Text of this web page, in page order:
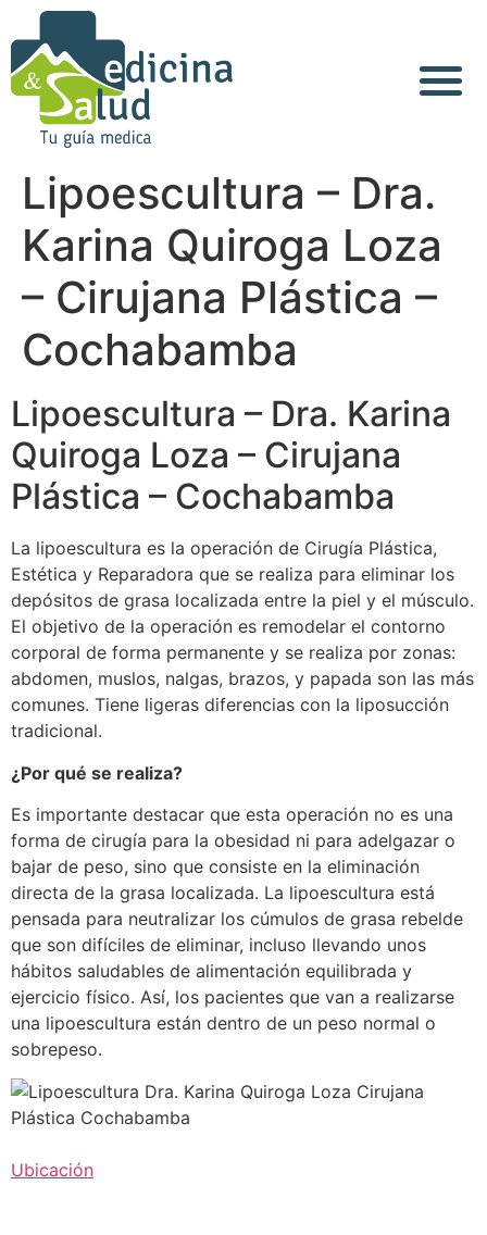
Lipoescultura – Dra.
Karina Quiroga Loza
– Cirujana Plástica –
Cochabamba
Lipoescultura – Dra. Karina
Quiroga Loza – Cirujana
Plástica – Cochabamba
La lipoescultura es la operación de Cirugía Plástica,
Estética y Reparadora que se realiza para eliminar los
depósitos de grasa localizada entre la piel y el músculo.
El objetivo de la operación es remodelar el contorno
corporal de forma permanente y se realiza por zonas:
abdomen, muslos, nalgas, brazos, y papada son las más
comunes. Tiene ligeras diferencias con la liposucción
tradicional.
¿Por qué se realiza?
Es importante destacar que esta operación no es una
forma de cirugía para la obesidad ni para adelgazar o
bajar de peso, sino que consiste en la eliminación
directa de la grasa localizada. La lipoescultura está
pensada para neutralizar los cúmulos de grasa rebelde
que son difíciles de eliminar, incluso llevando unos
hábitos saludables de alimentación equilibrada y
ejercicio físico. Así, los pacientes que van a realizarse
una lipoescultura están dentro de un peso normal o
sobrepeso.
Ubicación